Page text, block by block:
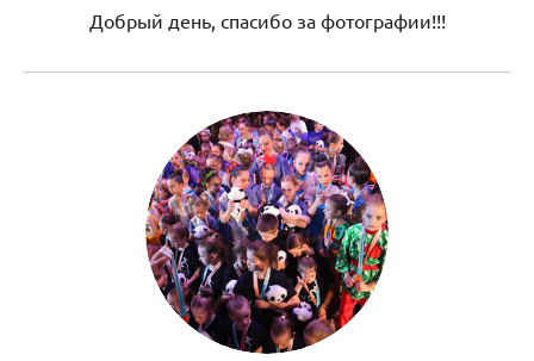
Добрый день, спасибо за фотографии!!!